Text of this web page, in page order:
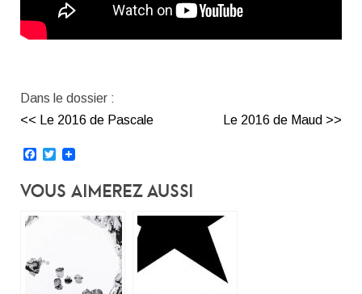
Dans le dossier :
<< Le 2016 de Pascale
Le 2016 de Maud >>
Facebook
Twitter
Vous Aimerez Aussi